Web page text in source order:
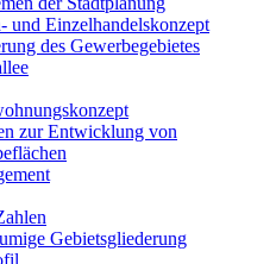
und Einzelhandelskonzept
des Gewerbegebietes
zur Entwicklung von
Gebietsgliederung